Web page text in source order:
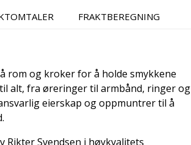
FRAKTBEREGNING
rom og kroker for å holde smykkene
alt, fra øreringer til armbånd, ringer og
eierskap og oppmuntrer til å
Rikter Svendsen i høykvalitets